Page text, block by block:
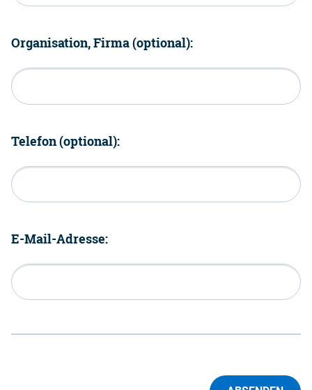
Organisation, Firma (optional):
Telefon (optional):
E-Mail-Adresse: